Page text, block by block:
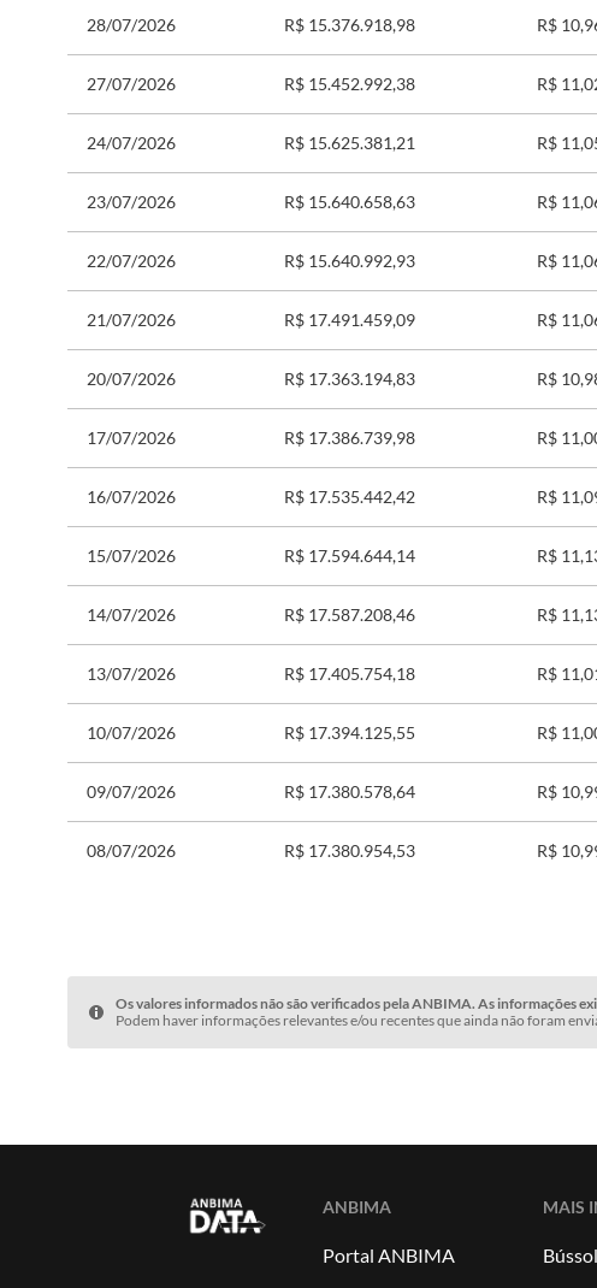
28/07/2026 R$ 15.376.918,98 R$
27/07/2026 R$ 15.452.992,38 R$
24/07/2026 R$ 15.625.381,21 R$
23/07/2026 R$ 15.640.658,63 R$
22/07/2026 R$ 15.640.992,93 R$
21/07/2026 R$ 17.491.459,09 R$
20/07/2026 R$ 17.363.194,83 R$
17/07/2026 R$ 17.386.739,98 R$
16/07/2026 R$ 17.535.442,42 R$
15/07/2026 R$ 17.594.644,14 R$
14/07/2026 R$ 17.587.208,46 R$
13/07/2026 R$ 17.405.754,18 R$
10/07/2026 R$ 17.394.125,55 R$
09/07/2026 R$ 17.380.578,64 R$
08/07/2026 R$ 17.380.954,53 R$
Os valores informados não são verificados pela ANBIMA. As informações
Podem haver informações relevantes e/ou recentes que ainda não foram
ANBIMA
Portal ANBIMA
MAIS